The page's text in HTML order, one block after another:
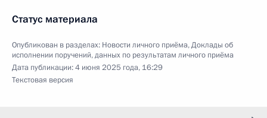
Статус материала
Опубликован в разделах: Новости личного приёма,Доклады об
исполнении поручений, данных по результатам личного приёма
Дата публикации:4 июня 2025 года, 16:29
Текстовая версия